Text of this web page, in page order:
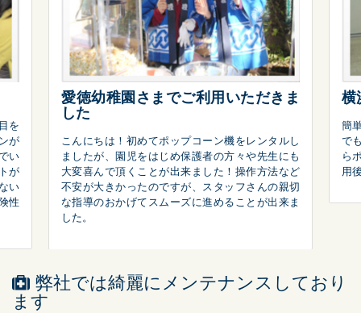
を
が
い
が
い
性
愛徳幼稚園さまでご利用いただきま
した
こんにちは！初めてポップコーン機をレンタルし
ましたが、園児をはじめ保護者の方々や先生にも
大変喜んで頂くことが出来ました！操作方法など
不安が大きかったのですが、スタッフさんの親切
な指導のおかげてスムーズに進めることが出来ま
した。
横
簡
で
ら
用
弊社では綺麗にメンテナンスしており
ます